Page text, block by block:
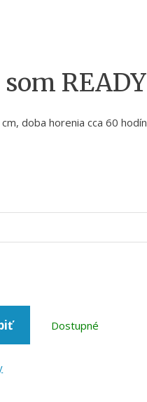
READY
doba horenia cca 60 hodín
Dostupné